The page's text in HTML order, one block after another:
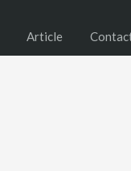
Article